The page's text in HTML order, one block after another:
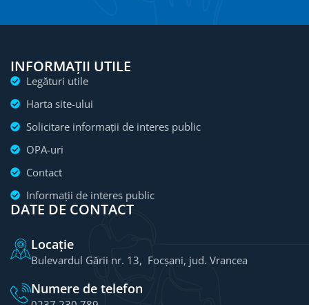
INFORMAȚII UTILE
Legături utile
Harta site-ului
Solicitare informații de interes public
OPA-uri
Contact
Informații de interes public
DATE DE CONTACT
Locație
Bulevardul Gării nr. 13, Focșani, jud. Vrancea
Numere de telefon